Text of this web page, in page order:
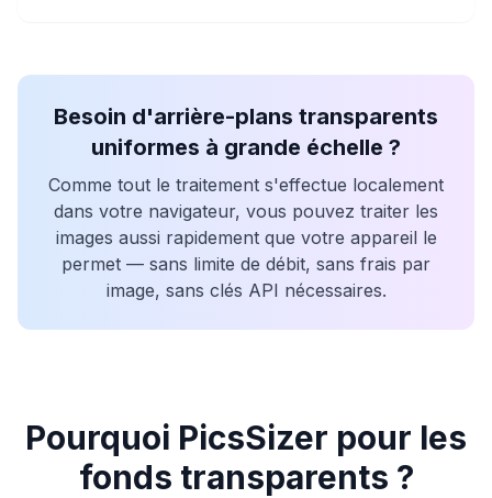
Besoin d'arrière-plans transparents
uniformes à grande échelle ?
Comme tout le traitement s'effectue localement
dans votre navigateur, vous pouvez traiter les
images aussi rapidement que votre appareil le
permet — sans limite de débit, sans frais par
image, sans clés API nécessaires.
Pourquoi PicsSizer pour les
fonds transparents ?